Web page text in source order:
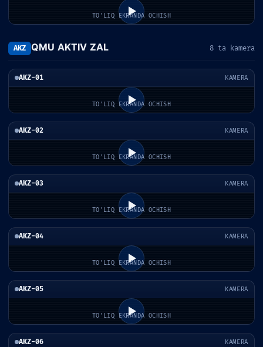
TO'LIQ EKRANDA OCHISH
AKZ QMU AKTIV ZAL 8 ta kamera
AKZ-01 KAMERA
TO'LIQ EKRANDA OCHISH
AKZ-02 KAMERA
TO'LIQ EKRANDA OCHISH
AKZ-03 KAMERA
TO'LIQ EKRANDA OCHISH
AKZ-04 KAMERA
TO'LIQ EKRANDA OCHISH
AKZ-05 KAMERA
TO'LIQ EKRANDA OCHISH
AKZ-06 KAMERA